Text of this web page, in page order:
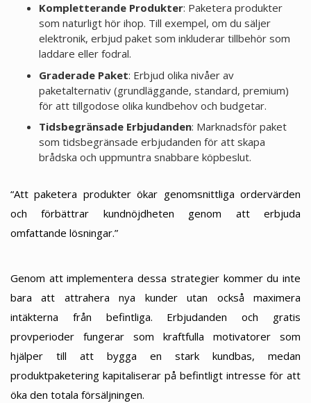
Kompletterande Produkter: Paketera produkter
som naturligt hör ihop. Till exempel, om du säljer
elektronik, erbjud paket som inkluderar tillbehör som
laddare eller fodral.
Graderade Paket: Erbjud olika nivåer av
paketalternativ (grundläggande, standard, premium)
för att tillgodose olika kundbehov och budgetar.
Tidsbegränsade Erbjudanden: Marknadsför paket
som tidsbegränsade erbjudanden för att skapa
brådska och uppmuntra snabbare köpbeslut.
“Att paketera produkter ökar genomsnittliga ordervärden
och förbättrar kundnöjdheten genom att erbjuda
omfattande lösningar.”
Genom att implementera dessa strategier kommer du inte
bara att attrahera nya kunder utan också maximera
intäkterna från befintliga. Erbjudanden och gratis
provperioder fungerar som kraftfulla motivatorer som
hjälper till att bygga en stark kundbas, medan
produktpaketering kapitaliserar på befintligt intresse för att
öka den totala försäljningen.